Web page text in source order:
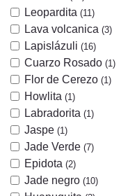
Leopardita (11)
Lava volcanica (3)
Lapislázuli (16)
Cuarzo Rosado (1)
Flor de Cerezo (1)
Howlita (1)
Labradorita (1)
Jaspe (1)
Jade Verde (7)
Epidota (2)
Jade negro (10)